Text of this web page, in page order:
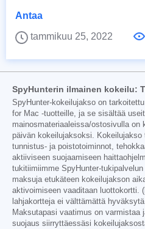
Antaa
tammikuu 25, 2022
SpyHunterin ilmainen kokeilu:
SpyHunter-kokeilujakso on
for Mac -tuotteille, ja se sisältää
mainosmateriaaleissa/ostosivulla on
päivän kokeilujaksoksi.
tunnistus- ja poistotoiminnot,
aktiiviseen suojaamiseen
tukitiimiimme SpyHunter-
maksuja etukäteen kokeilujakson
aktivoimiseen vaaditaan luottokortti.
lahjakortteja ei välttämättä
Maksutapasi vaatimus on varmistaa
suojaus siirryttäessäsi